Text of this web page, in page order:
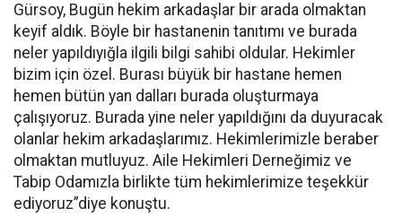
Gürsoy, Bugün hekim arkadaşlar bir arada olmaktan
keyif aldık. Böyle bir hastanenin tanıtımı ve burada
neler yapıldıyığla ilgili bilgi sahibi oldular. Hekimler
bizim için özel. Burası büyük bir hastane hemen
hemen bütün yan dalları burada oluşturmaya
çalışıyoruz. Burada yine neler yapıldığını da duyuracak
olanlar hekim arkadaşlarımız. Hekimlerimizle beraber
olmaktan mutluyuz. Aile Hekimleri Derneğimiz ve
Tabip Odamızla birlikte tüm hekimlerimize teşekkür
ediyoruz”diye konuştu.